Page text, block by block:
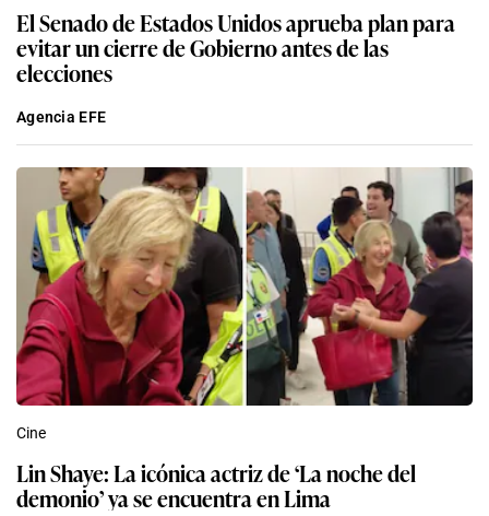
El Senado de Estados Unidos aprueba plan para
evitar un cierre de Gobierno antes de las
elecciones
Agencia EFE
Cine
Lin Shaye: La icónica actriz de ‘La noche del
demonio’ ya se encuentra en Lima